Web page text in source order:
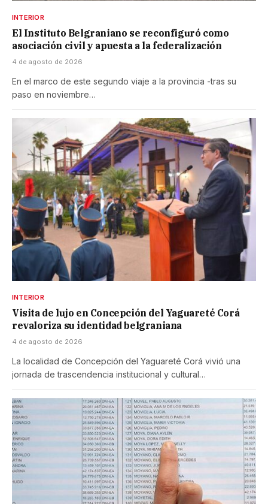
INTERIOR
El Instituto Belgraniano se reconfiguró como
asociación civil y apuesta a la federalización
4 de agosto de 2026
En el marco de este segundo viaje a la provincia -tras su
paso en noviembre…
INTERIOR
Visita de lujo en Concepción del Yaguareté Corá
revaloriza su identidad belgraniana
4 de agosto de 2026
La localidad de Concepción del Yaguareté Corá vivió una
jornada de trascendencia institucional y cultural…